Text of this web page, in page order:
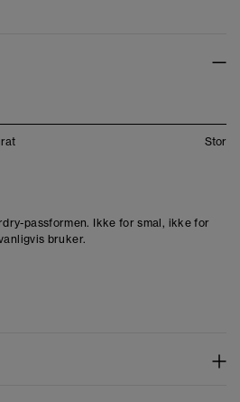
Stor
passformen. Ikke for smal, ikke for
bruker.